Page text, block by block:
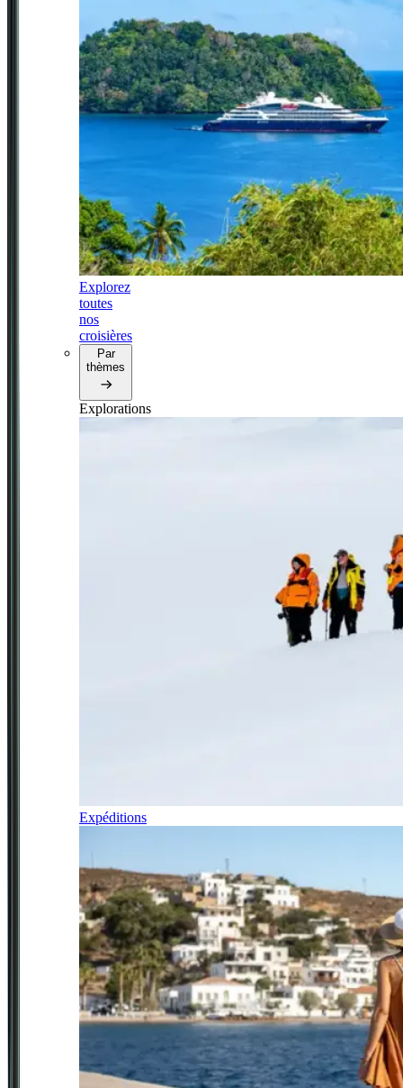
Explorez
toutes
nos
croisières
Par
thèmes
Explorations
Expéditions